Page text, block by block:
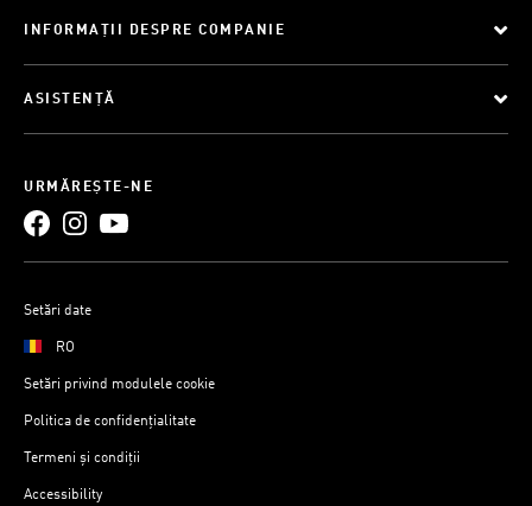
INFORMAȚII DESPRE COMPANIE
ASISTENȚĂ
URMĂREȘTE-NE
Setări date
RO
Setări privind modulele cookie
Politica de confidențialitate
Termeni și condiții
Accessibility